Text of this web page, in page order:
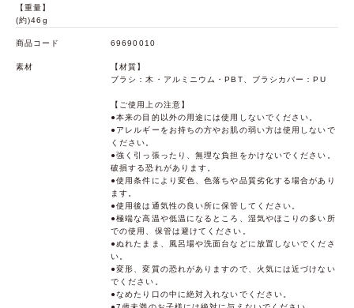
【重量】
(約)46g
商品コード 69690010
素材
【材質】
ブラシ：木・アルミニウム・PBT、ブラシカバー：PU
【ご使用上の注意】
●本来の目的以外の用途には使用しないでください。
●アレルギーをお持ちの方やお肌の弱い方は使用しないで
ください。
●強く引っ張ったり、無理な負担をかけないでください。
破損する恐れがあります。
●使用条件により変色、色落ちや品質劣化する場合があり
ます。
●使用後は通気性の良い所に保管してください。
●極端な高温や低温になるところ、湿気やほこりの多い所
での使用、保管は避けてください。
●ぬれたまま、風呂場や洗面台などに放置しないでくださ
い。
●変形、変質の恐れがありますので、火気には近づけない
でください。
●なめたり口の中に絶対入れないでください。